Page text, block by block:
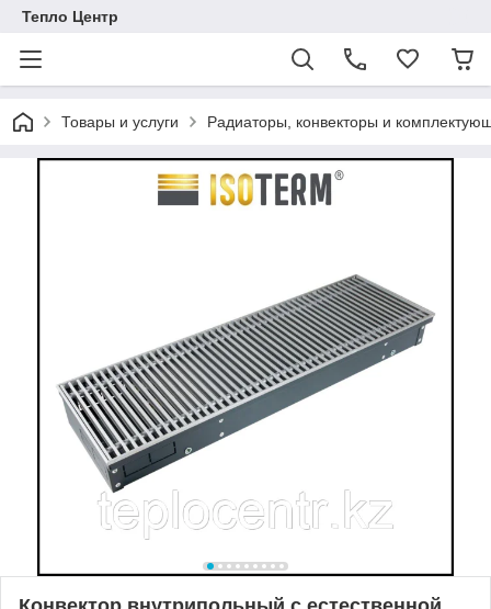
Тепло Центр
Товары и услуги Радиаторы, конвекторы и